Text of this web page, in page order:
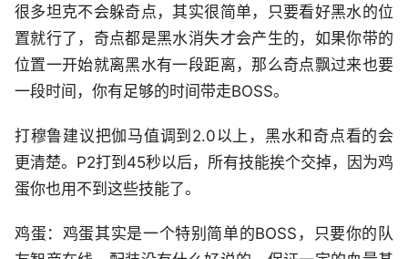
很多坦克不会躲奇点，其实很简单，只要看好黑水的位
置就行了，奇点都是黑水消失才会产生的，如果你带的
位置一开始就离黑水有一段距离，那么奇点飘过来也要
一段时间，你有足够的时间带走BOSS。
打穆鲁建议把伽马值调到2.0以上，黑水和奇点看的会
更清楚。P2打到45秒以后，所有技能挨个交掉，因为鸡
蛋你也用不到这些技能了。
鸡蛋：鸡蛋其实是一个特别简单的BOSS，只要你的队